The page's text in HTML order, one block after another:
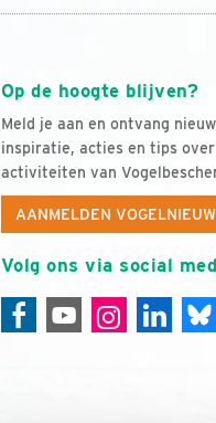
Op de hoogte blijven?
Meld je aan en ontvang
inspiratie, acties en tips
activiteiten van
AANMELDEN
Volg ons via social